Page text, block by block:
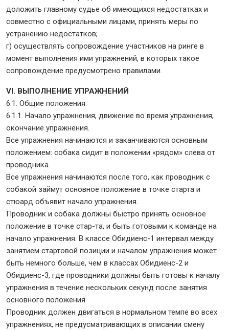
доложить главному судье об имеющихся недостатках и
совместно с официальными лицами, принять меры по
устранению недостатков;
г) осуществлять сопровождение участников на ринге в
момент выполнения ими упражнений, в которых такое
сопровождение предусмотрено правилами.
VI. ВЫПОЛНЕНИЕ УПРАЖНЕНИЙ
6.1. Общие положения.
6.1.1. Начало упражнения, движение во время упражнения,
окончание упражнения.
Все упражнения начинаются и заканчиваются основным
положением: собака сидит в положении «рядом» слева от
проводника.
Все упражнения начинаются после того, как проводник с
собакой займут основное положение в точке старта и
стюард объявит начало упражнения.
Проводник и собака должны быстро принять основное
положение в точке стар-та, и быть готовыми к команде на
начало упражнения. В классе Обидиенс-1 интервал между
занятием стартовой позиции и началом упражнения может
быть немного больше, чем в классах Обидиенс-2 и
Обидиенс-3, где проводники должны быть готовы к началу
упражнения в течение нескольких секунд после занятия
основного положения.
Проводник должен двигаться в нормальном темпе во всех
упражнениях, не предусматривающих в описании смену